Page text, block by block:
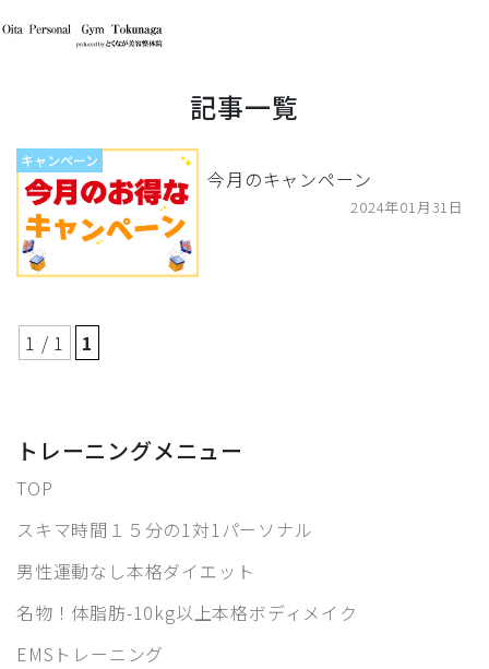
記事一覧
キャンペーン
今月のキャンペーン
2024年01月31日
1 / 1 1
トレーニングメニュー
TOP
スキマ時間１５分の1対1パーソナル
男性運動なし本格ダイエット
名物！体脂肪-10kg以上本格ボディメイク
EMSトレーニング